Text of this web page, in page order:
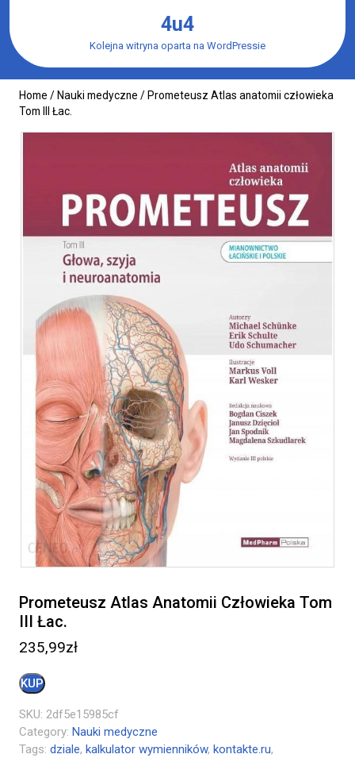
content
4u4
Kolejna witryna oparta na WordPressie
Home / Nauki medyczne / Prometeusz Atlas anatomii człowieka
Tom III Łac.
Prometeusz Atlas Anatomii Człowieka Tom
III Łac.
235,99zł
KUP
SKU: 2df5e15985cf
Category: Nauki medyczne
Tags: dziale, kalkulator wymienników, kontakte.ru,